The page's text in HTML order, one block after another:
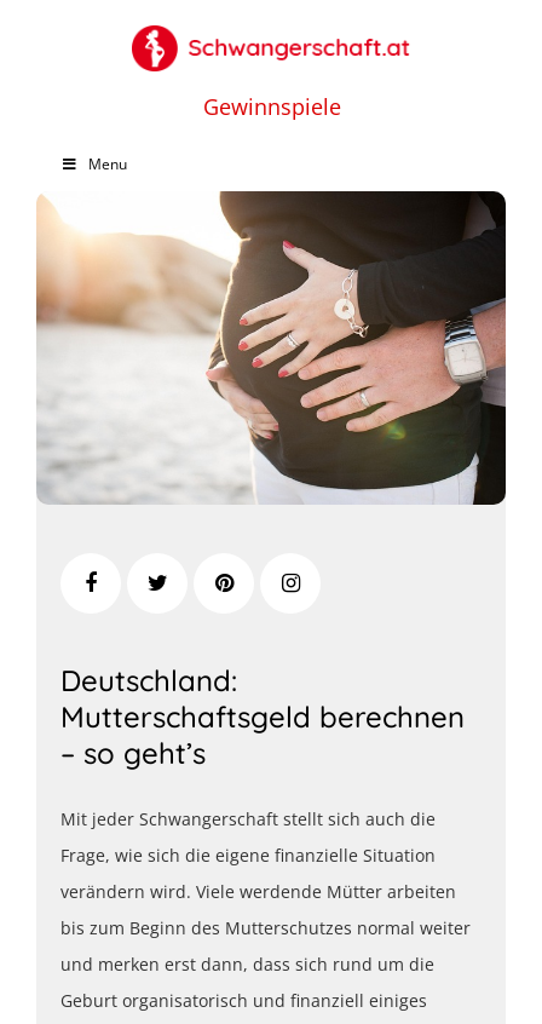
Gewinnspiele
Menu
Deutschland:
Mutterschaftsgeld berechnen
– so geht’s
Mit jeder Schwangerschaft stellt sich auch die
Frage, wie sich die eigene finanzielle Situation
verändern wird. Viele werdende Mütter arbeiten
bis zum Beginn des Mutterschutzes normal weiter
und merken erst dann, dass sich rund um die
Geburt organisatorisch und finanziell einiges